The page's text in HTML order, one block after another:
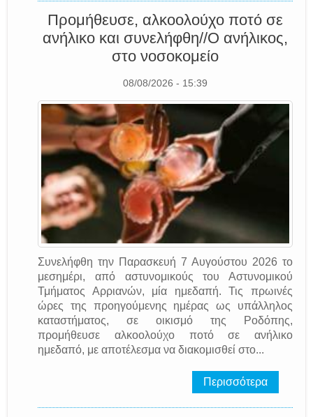
Προμήθευσε, αλκοολούχο ποτό σε
ανήλικο και συνελήφθη//Ο ανήλικος,
στο νοσοκομείο
08/08/2026 - 15:39
Συνελήφθη την Παρασκευή 7 Αυγούστου 2026 το
μεσημέρι, από αστυνομικούς του Αστυνομικού
Τμήματος Αρριανών, μία ημεδαπή. Τις πρωινές
ώρες της προηγούμενης ημέρας ως υπάλληλος
καταστήματος, σε οικισμό της Ροδόπης,
προμήθευσε αλκοολούχο ποτό σε ανήλικο
ημεδαπό, με αποτέλεσμα να διακομισθεί στο...
Περισσότερα